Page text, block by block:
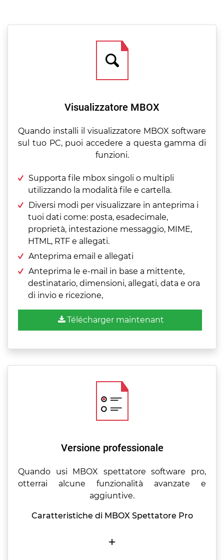
Visualizzatore MBOX
Quando installi il visualizzatore MBOX software
sul tuo PC, puoi accedere a questa gamma di
funzioni.
Supporta file mbox singoli o multipli
utilizzando la modalità file e cartella.
Diversi modi per visualizzare in anteprima i
tuoi dati come: posta, esadecimale,
proprietà, intestazione messaggio, MIME,
HTML, RTF e allegati.
Anteprima email e allegati
Anteprima le e-mail in base a mittente,
destinatario, dimensioni, allegati, data e ora
di invio e ricezione,
Télécharger maintenant
Versione professionale
Quando usi MBOX spettatore software pro,
otterrai alcune funzionalità avanzate e
aggiuntive.
Caratteristiche di MBOX Spettatore Pro
+